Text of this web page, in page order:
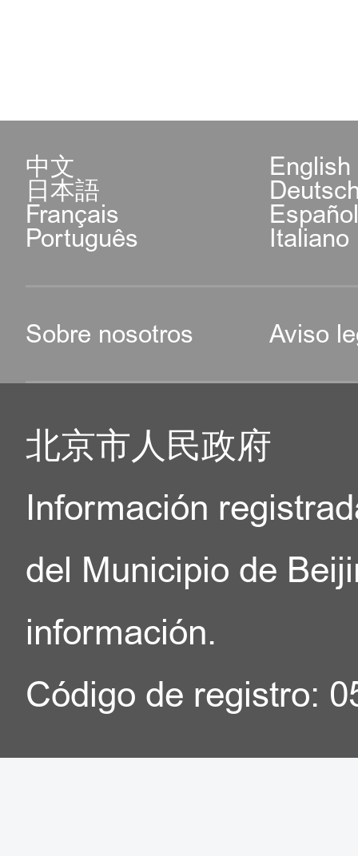
中文 English
日本語
Français
Português Italiano
Sobre nosotros Aviso
北京市人民政府
Información
del Municipio de
información.
Código de registro: